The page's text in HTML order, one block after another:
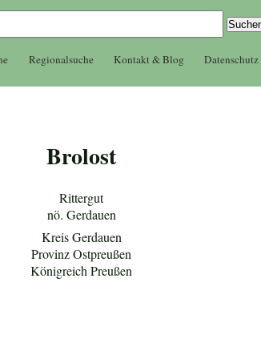
Regionalsuche Kontakt & Blog Datenschutz
Brolost
Rittergut
nö. Gerdauen
Kreis Gerdauen
Provinz Ostpreußen
Königreich Preußen